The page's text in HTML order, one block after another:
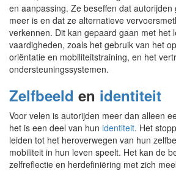
en aanpassing. Ze beseffen dat autorijden
meer is en dat ze alternatieve
verkennen. Dit kan gepaard gaan met het
vaardigheden, zoals het gebruik van het
oriëntatie en mobiliteitstraining, en het
ondersteuningssystemen.
Zelfbeeld en identiteit
Voor velen is autorijden meer dan alleen
het is een deel van hun identiteit. Het
leiden tot het heroverwegen van hun
mobiliteit in hun leven speelt. Het kan de
zelfreflectie en herdefiniëring met zich